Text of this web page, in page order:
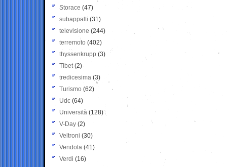
Storace (47)
subappalti (31)
televisione(244)
terremoto (402)
thyssenkrupp (3)
Tibet(2)
tredicesima (3)
Turismo (62)
Udc (64)
Università (128)
V-Day (2)
Veltroni (30)
Vendola (41)
Verdi (16)